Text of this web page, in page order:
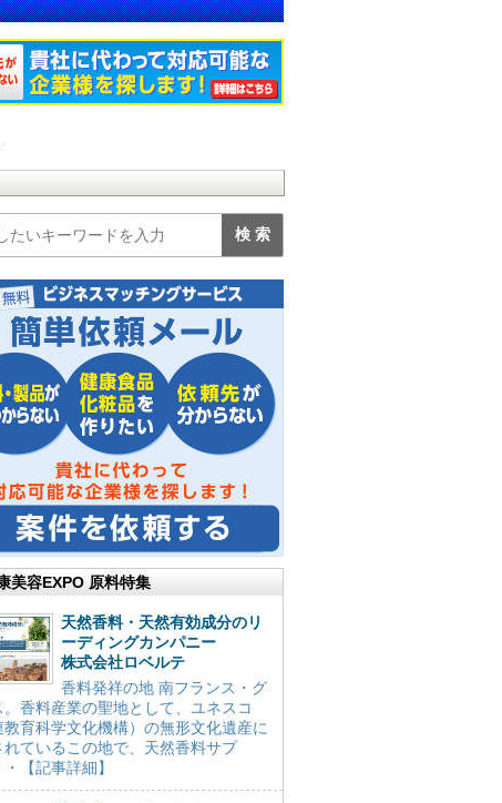
美容EXPO 原料特集
天然香料・天然有効成分のリ
ーディングカンパニー
株式会社ロベルテ
香料発祥の地 南フランス・グ
。香料産業の聖地として、ユネスコ
教育科学文化機構）の無形文化遺産に
れているこの地で、天然香料サプ
【記事詳細】